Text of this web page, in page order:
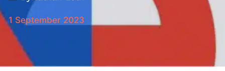
1 September 2023